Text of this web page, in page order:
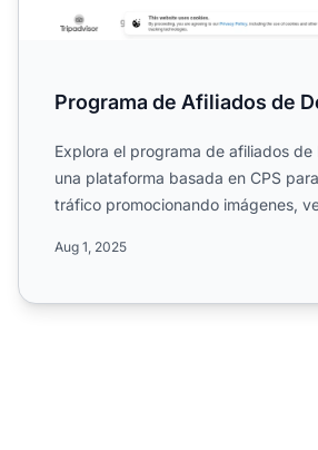
Programa de Afiliados de
Explora el programa de afiliados de
una plataforma basada en CPS
tráfico promocionando imágenes,
Aug 1, 2025